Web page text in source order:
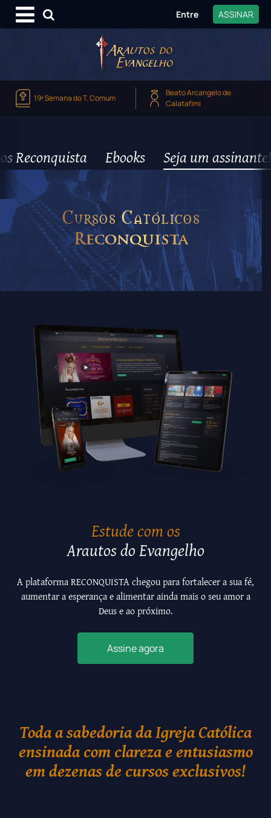
Entre ASSINAR
19ª Semana do T. Comum
Beato Arcangelo de
Calatafimi
Reconquista Ebooks Seja um assinante!
Cursos Católicos
Reconquista
Estude com os
Arautos do Evangelho
A plataforma RECONQUISTA chegou para fortalecer a sua fé,
aumentar a esperança e alimentar ainda mais o seu amor a
Deus e ao próximo.
Assine agora
Toda a sabedoria da Igreja Católica
ensinada com clareza e entusiasmo
em dezenas de cursos exclusivos!